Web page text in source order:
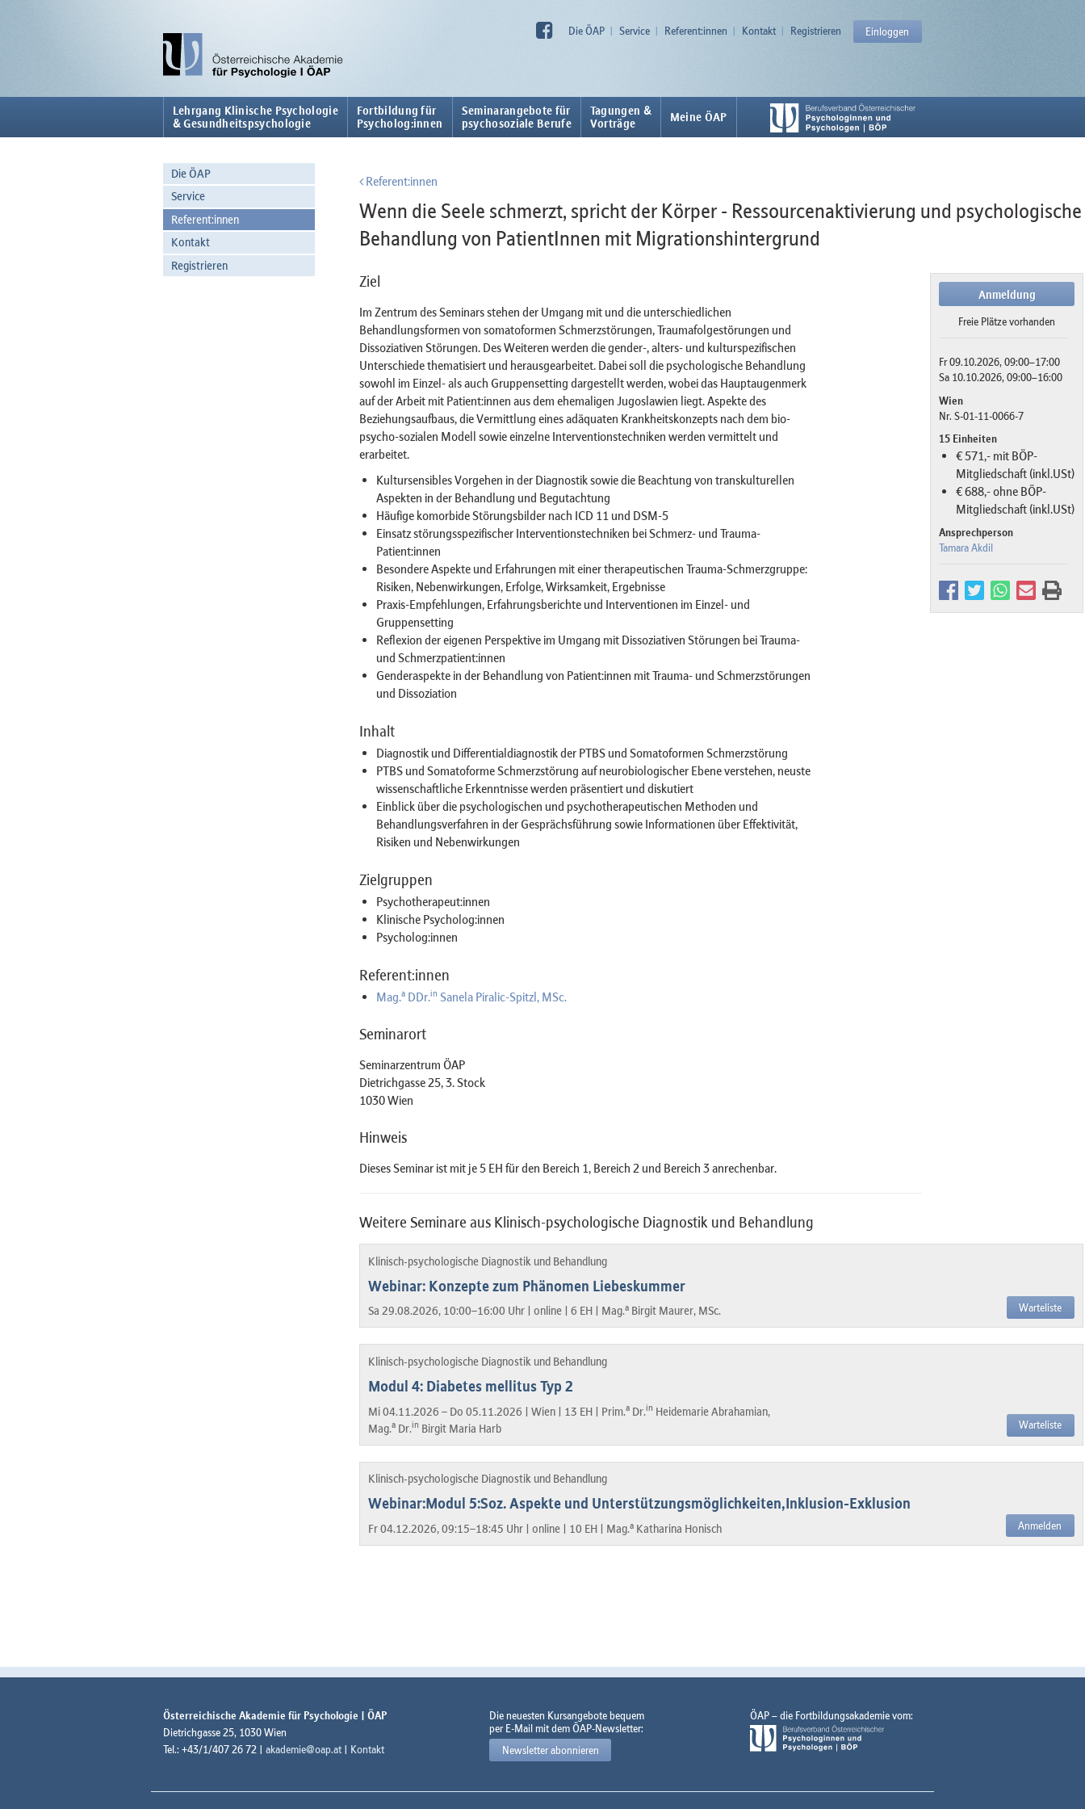
Die ÖAP Service Referent:innen Kontakt Registrieren Einloggen
Lehrgang Klinische Psychologie
& Gesundheitspsychologie
Fortbildung für
Psycholog:innen
Seminarangebote für
psychosoziale Berufe
Tagungen &
Vorträge
Meine ÖAP
Die ÖAP
Service
Referent:innen
Kontakt
Registrieren
Referent:innen
Wenn die Seele schmerzt, spricht der Körper - Ressourcenaktivierung und psychologische
Behandlung von PatientInnen mit Migrationshintergrund
Anmeldung
Freie Plätze vorhanden
Fr 09.10.2026, 09:00–17:00
Sa 10.10.2026, 09:00–16:00
Wien
Nr. S-01-11-0066-7
15 Einheiten
€ 571,- mit BÖP-
Mitgliedschaft (inkl.USt)
€ 688,- ohne BÖP-
Mitgliedschaft (inkl.USt)
Ansprechperson
Tamara Akdil
Ziel
Im Zentrum des Seminars stehen der Umgang mit und die unterschiedlichen
Behandlungsformen von somatoformen Schmerzstörungen, Traumafolgestörungen und
Dissoziativen Störungen. Des Weiteren werden die gender-, alters- und kulturspezifischen
Unterschiede thematisiert und herausgearbeitet. Dabei soll die psychologische Behandlung
sowohl im Einzel- als auch Gruppensetting dargestellt werden, wobei das Hauptaugenmerk
auf der Arbeit mit Patient:innen aus dem ehemaligen Jugoslawien liegt. Aspekte des
Beziehungsaufbaus, die Vermittlung eines adäquaten Krankheitskonzepts nach dem bio-
psycho-sozialen Modell sowie einzelne Interventionstechniken werden vermittelt und
erarbeitet.
Kultursensibles Vorgehen in der Diagnostik sowie die Beachtung von transkulturellen
Aspekten in der Behandlung und Begutachtung
Häufige komorbide Störungsbilder nach ICD 11 und DSM-5
Einsatz störungsspezifischer Interventionstechniken bei Schmerz- und Trauma-
Patient:innen
Besondere Aspekte und Erfahrungen mit einer therapeutischen Trauma-Schmerzgruppe:
Risiken, Nebenwirkungen, Erfolge, Wirksamkeit, Ergebnisse
Praxis-Empfehlungen, Erfahrungsberichte und Interventionen im Einzel- und
Gruppensetting
Reflexion der eigenen Perspektive im Umgang mit Dissoziativen Störungen bei Trauma-
und Schmerzpatient:innen
Genderaspekte in der Behandlung von Patient:innen mit Trauma- und Schmerzstörungen
und Dissoziation
Inhalt
Diagnostik und Differentialdiagnostik der PTBS und Somatoformen Schmerzstörung
PTBS und Somatoforme Schmerzstörung auf neurobiologischer Ebene verstehen, neuste
wissenschaftliche Erkenntnisse werden präsentiert und diskutiert
Einblick über die psychologischen und psychotherapeutischen Methoden und
Behandlungsverfahren in der Gesprächsführung sowie Informationen über Effektivität,
Risiken und Nebenwirkungen
Zielgruppen
Psychotherapeut:innen
Klinische Psycholog:innen
Psycholog:innen
Referent:innen
Mag.aDDr.in Sanela Piralic-Spitzl, MSc.
Seminarort
Seminarzentrum ÖAP
Dietrichgasse 25, 3. Stock
1030 Wien
Hinweis
Dieses Seminar ist mit je 5 EH für den Bereich 1, Bereich 2 und Bereich 3 anrechenbar.
Weitere Seminare aus Klinisch-psychologische Diagnostik und Behandlung
Klinisch-psychologische Diagnostik und Behandlung
Webinar: Konzepte zum Phänomen Liebeskummer
Sa 29.08.2026, 10:00–16:00 Uhr | online | 6 EH | Mag.aBirgit Maurer, MSc. Warteliste
Klinisch-psychologische Diagnostik und Behandlung
Modul 4: Diabetes mellitus Typ 2
Mi 04.11.2026 – Do 05.11.2026 | Wien | 13 EH | Prim.aDr.in Heidemarie Abrahamian,
Mag.aDr.in Birgit Maria Harb Warteliste
Klinisch-psychologische Diagnostik und Behandlung
Webinar:Modul 5:Soz. Aspekte und Unterstützungsmöglichkeiten,Inklusion-Exklusion
Fr 04.12.2026, 09:15–18:45 Uhr | online | 10 EH | Mag.aKatharina Honisch Anmelden
Österreichische Akademie für Psychologie | ÖAP
Dietrichgasse 25, 1030 Wien
Tel.: +43/1/407 26 72 | akademie@oap.at | Kontakt
Die neuesten Kursangebote bequem
per E-Mail mit dem ÖAP-Newsletter:
Newsletter abonnieren
ÖAP – die Fortbildungsakademie vom: